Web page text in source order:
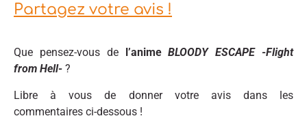
Partagez votre avis !
Que pensez-vous de l’animeBLOODY ESCAPE -Flight
from Hell- ?
Libre à vous de donner votre avis dans les
commentaires ci-dessous !